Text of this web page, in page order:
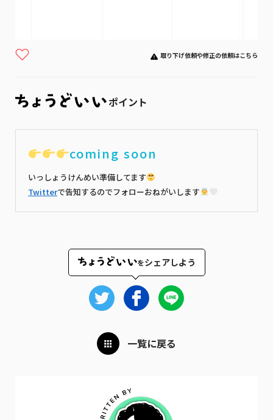
取り下げ依頼や修正の依頼はこちら
ポイント
coming soon
いっしょうけんめい準備してます
Twitterで告知するのでフォローおねがいします
をシェアしよう
一覧に戻る